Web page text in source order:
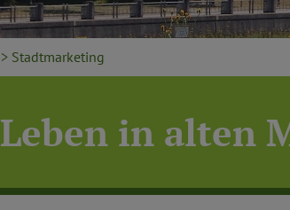
> Stadtmarketing
in alten